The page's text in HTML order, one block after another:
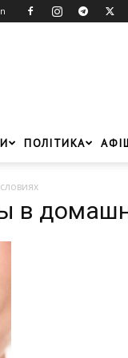
ПОЛІТИКА
в